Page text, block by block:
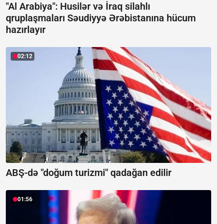
"Al Arabiya": Husilər və İraq silahlı
qruplaşmaları Səudiyyə Ərəbistanına hücum
hazırlayır
02:12
ABŞ-də "doğum turizmi" qadağan edilir
01:56